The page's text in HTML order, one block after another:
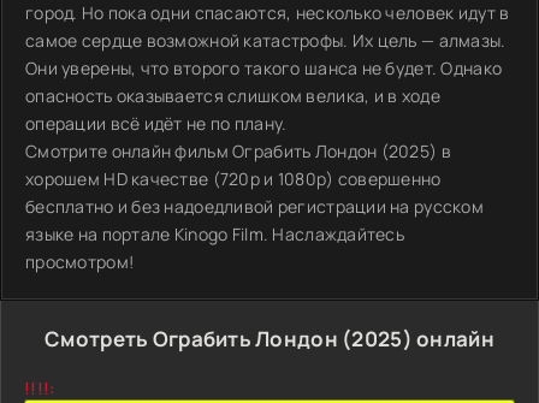
город. Но пока одни спасаются, несколько человек идут в
самое сердце возможной катастрофы. Их цель — алмазы.
Они уверены, что второго такого шанса не будет. Однако
опасность оказывается слишком велика, и в ходе
операции всё идёт не по плану.
Смотрите онлайн фильм Ограбить Лондон (2025) в
хорошем HD качестве (720p и 1080p) совершенно
бесплатно и без надоедливой регистрации на русском
языке на портале Kinogo Film. Наслаждайтесь
просмотром!
Смотреть Ограбить Лондон (2025) онлайн
!!!!: